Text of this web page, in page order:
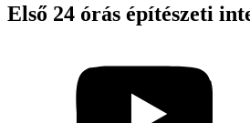
Első 24 órás építészeti